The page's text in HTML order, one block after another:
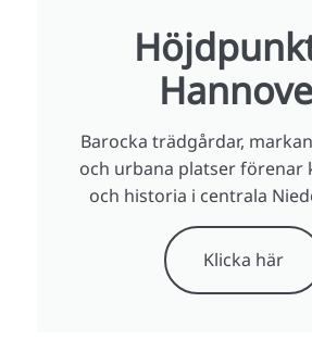
Barocka trädgårdar,
och urbana platser förenar
och historia i centrala
Klicka här